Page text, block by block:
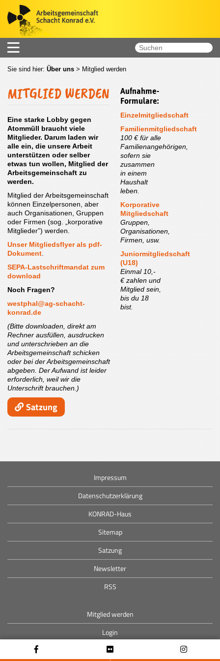
Sie sind hier: Über uns > Mitglied werden
MITGLIED WERDEN
Eine starke Lobby gegen
Atommüll braucht viele
Mitglieder. Darum laden wir
alle ein, die unsere Arbeit
unterstützen oder selber
etwas tun wollen, Mitglied der
Arbeitsgemeinschaft zu
werden.
Mitglied der Arbeitsgemeinschaft
können Einzelpersonen, aber
auch Organisationen, Gruppen
oder Firmen (sog. „korporative
Mitglieder”) werden.
Unser Mitgliedsflyer als pdf-
Dokument
SEPA-Lastschriftmandat zum
download
Noch Fragen?
westphal@ag-schacht-
konrad.de
(Bitte downloaden, direkt am
Rechner ausfüllen, ausdrucken
und unterschrieben an die
Arbeitsgemeinschaft schicken
oder bei der Arbeitsgemeinschaft
abgeben. Der Aufwand ist leider
erforderlich, weil wir die
Unterschrift brauchen.)
Satzung
Aufnahme-
Formulare:
Einzelmitgliedschaft
Familienmitgliedschaft
100 € für alle
Familienangehörigen,
sofern sie
zusammen
in einem
Haushalt
leben.
Korporative
Mitgliedschaft
Gruppen,
Organisationen,
Firmen, usw.
Juniormitgliedschaft
(U18)
Einmal 10,-
€ zahlen und
Mitglied sein,
bis du 18
bist.
Impressum
Datenschutzerklärung
KONRAD-Haus
Sitemap
Satzung
Newsletter
RSS
Mitglied werden
Login